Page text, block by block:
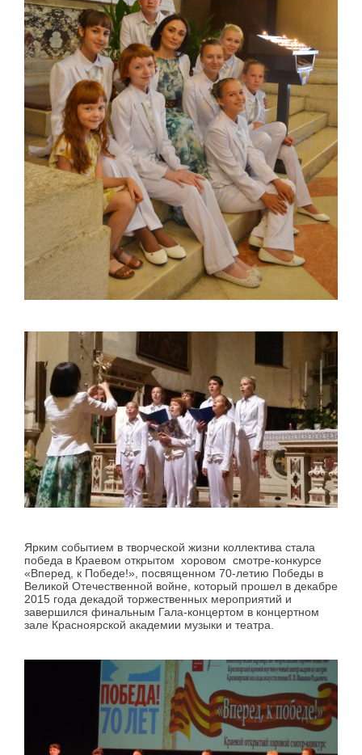
Ярким событием в творческой жизни коллектива стала
победа в Краевом открытом хоровом смотре-конкурсе
«Вперед, к Победе!», посвященном 70-летию Победы в
Великой Отечественной войне, который прошел в декабре
2015 года декадой торжественных мероприятий и
завершился финальным Гала-концертом в концертном
зале Красноярской академии музыки и театра.